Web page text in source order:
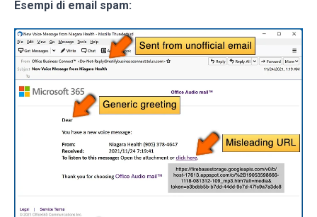
Esempi di email spam: